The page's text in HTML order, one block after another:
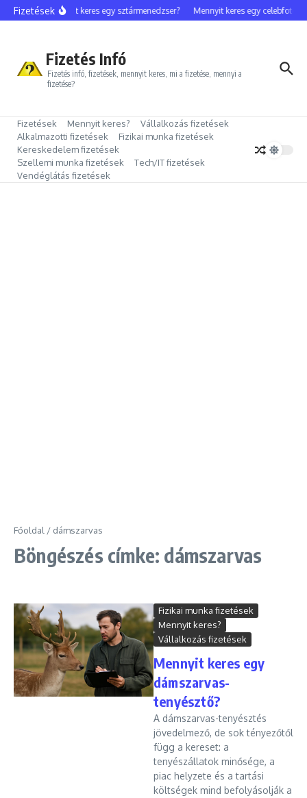
Ugrás a tartalomhoz
FizetésekMennyit keres egy sztármenedzser? Mennyit keres egy celebfotós?
Fizetés Infó
Fizetés infó, fizetések, mennyit keres, mi a fizetése, mennyi a
fizetése?
Fizetések Mennyit keres?
Vállalkozás fizetések
Alkalmazotti fizetések
Fizikai munka fizetések
Kereskedelem fizetések
Szellemi munka fizetések
Tech/IT fizetések
Vendéglátás fizetések
Főoldal / dámszarvas
Böngészés címke: dámszarvas
Fizikai munka fizetések
Mennyit keres?
Vállalkozás fizetések
Mennyit keres egy
dámszarvas-
tenyésztő?
A dámszarvas-tenyésztés
jövedelmező, de sok tényezőtől
függ a kereset: a
tenyészállatok minősége, a
piac helyzete és a tartási
költségek mind befolyásolják a